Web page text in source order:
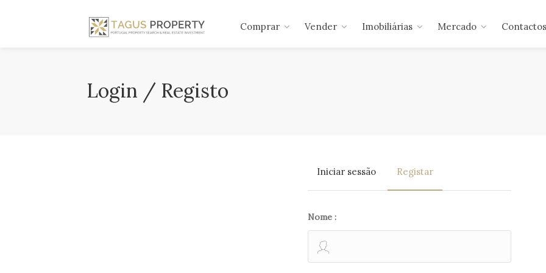
Comprar Vender Imobiliárias Mercado Contactos
Login / Registo
Iniciar sessão Registar
Nome :